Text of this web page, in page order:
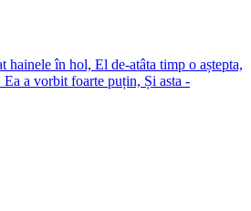
hainele în hol, El de-atâta timp o aștepta,
Ea a vorbit foarte puțin, Și asta -